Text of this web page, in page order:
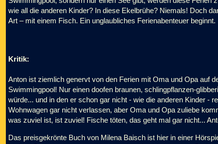
wie all die anderen Kinder? In diese Ekelbrühe? Niemals! Doch
Art – mit einem Fisch. Ein unglaubliches Ferienabenteuer beginnt.
Kritik:
Anton ist ziemlich genervt von den Ferien mit Oma und Opa auf
Swimmingpool! Nur einen doofen braunen, schlingpflanzen-
würde... und in den er schon gar nicht - wie die anderen Kinder -
Wohnwagen gar nicht verlassen, aber Oma und Opa zuliebe
was zuviel ist, ist zuviel! Fische töten, das geht mal gar nicht...
Das preisgekrönte Buch von Milena Baisch ist hier in einer